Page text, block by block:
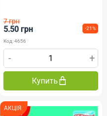
7 грн
5.50 грн -21%
Код: 4656
- +
Купить
АКЦІЯ